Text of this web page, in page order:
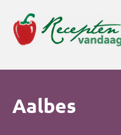
Aalbes